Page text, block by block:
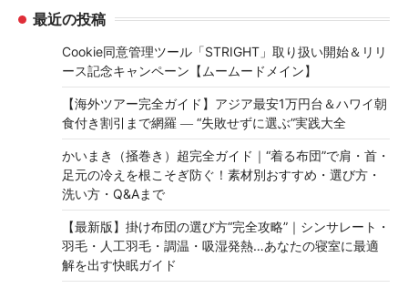
最近の投稿
Cookie同意管理ツール「STRIGHT」取り扱い開始＆リリ
ース記念キャンペーン【ムームードメイン】
【海外ツアー完全ガイド】アジア最安1万円台＆ハワイ朝
食付き割引まで網羅 ― “失敗せずに選ぶ”実践大全
かいまき（掻巻き）超完全ガイド｜“着る布団”で肩・首・
足元の冷えを根こそぎ防ぐ！素材別おすすめ・選び方・
洗い方・Q&Aまで
【最新版】掛け布団の選び方“完全攻略”｜シンサレート・
羽毛・人工羽毛・調温・吸湿発熱…あなたの寝室に最適
解を出す快眠ガイド